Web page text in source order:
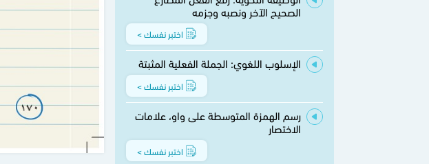
الصحيح الآخر ونصبه وجزمه
اختبر نفسك >
الإسلوب اللغوي: الجملة الفعلية المثبتة
اختبر نفسك >
رسم الهمزة المتوسطة على واو، علامات
الاختصار
اختبر نفسك >